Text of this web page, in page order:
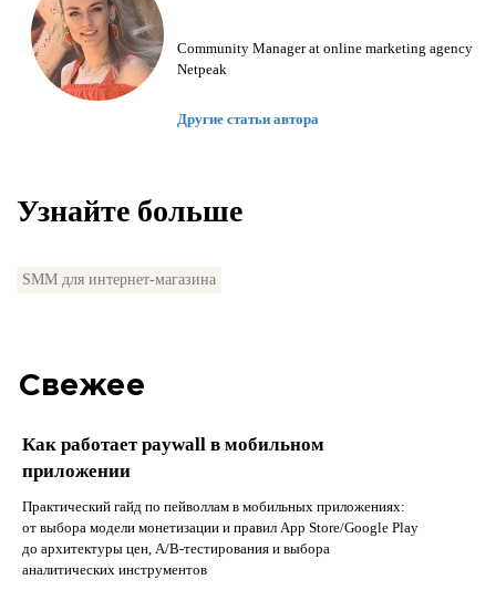
Community Manager at online marketing agency
Netpeak
Другие статьи автора
Узнайте больше
SMM для интернет-магазина
Свежее
Как работает paywall в мобильном
приложении
Практический гайд по пейволлам в мобильных приложениях:
от выбора модели монетизации и правил App Store/Google Play
до архитектуры цен, A/B-тестирования и выбора
аналитических инструментов